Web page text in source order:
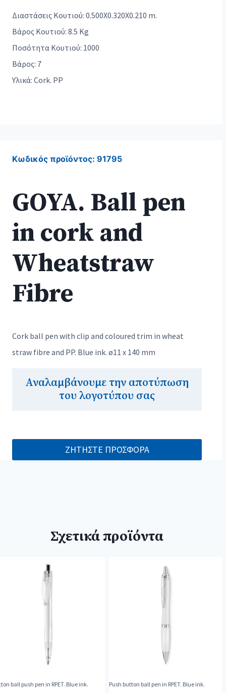
Διαστάσεις Κουτιού: 0.500X0.320X0.210 m.
Βάρος Κουτιού: 8.5 Kg
Ποσότητα Κουτιού: 1000
Βάρος: 7
Υλικά: Cork. PP
Κωδικός προϊόντος: 91795
GOYA. Ball pen
in cork and
Wheatstraw
Fibre
Cork ball pen with clip and coloured trim in wheat
straw fibre and PP. Blue ink. ø11 x 140 mm
Αναλαμβάνουμε την αποτύπωση
του λογοτύπου σας
ΖΗΤΗΣΤΕ ΠΡΟΣΦΟΡΑ
Σχετικά προϊόντα
ball push pen in RPET. Blue ink. Push button ball pen in RPET. Blue ink.